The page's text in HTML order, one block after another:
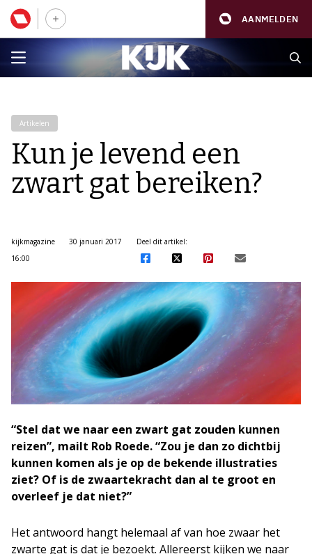
AANMELDEN
Artikelen
Kun je levend een
zwart gat bereiken?
kijkmagazine
30 januari 2017
16:00
Deel dit artikel:
“Stel dat we naar een zwart gat zouden kunnen
reizen”, mailt Rob Roede. “Zou je dan zo dichtbij
kunnen komen als je op de bekende illustraties
ziet? Of is de zwaartekracht dan al te groot en
overleef je dat niet?”
Het antwoord hangt helemaal af van hoe zwaar het
zwarte gat is dat je bezoekt. Allereerst kijken we naar